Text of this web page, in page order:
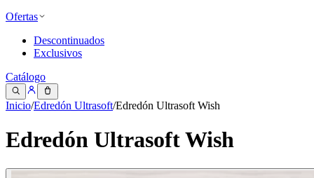
Ofertas
Descontinuados
Exclusivos
Catálogo
Inicio/Edredón Ultrasoft/Edredón Ultrasoft Wish
Edredón Ultrasoft Wish